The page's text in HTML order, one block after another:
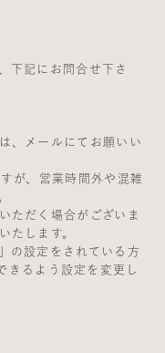
下記にお問合せ下さ
、メールにてお願いい
が、営業時間外や混雑
ただく場合がございま
たします。
の設定をされている方
るよう設定を変更し